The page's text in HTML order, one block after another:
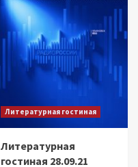
Литературная гостиная
Литературная
гостиная 28.09.21